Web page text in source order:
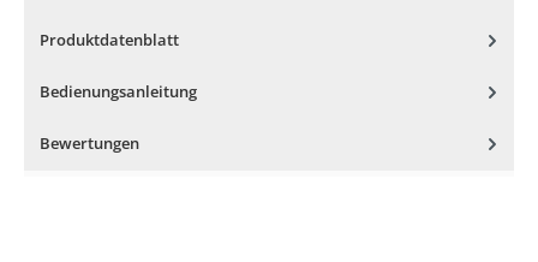
Produktdatenblatt
Bedienungsanleitung
Bewertungen